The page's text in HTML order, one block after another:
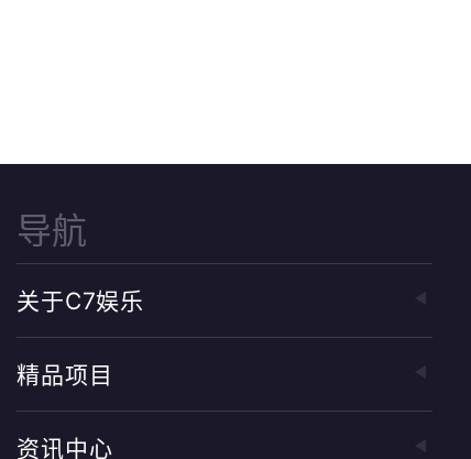
导航
关于c7娱乐
精品项目
资讯中心